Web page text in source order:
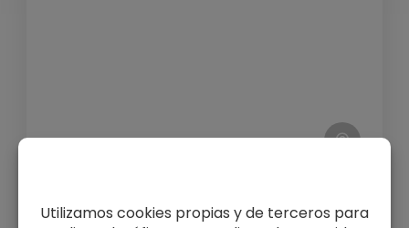
Ascensión de ‘Murciélagos al